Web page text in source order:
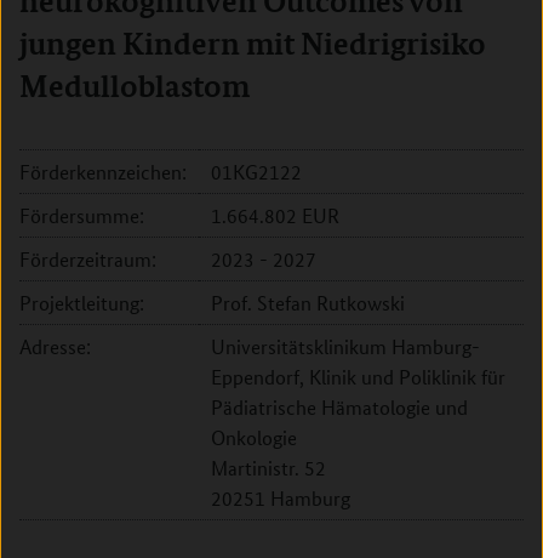
jungen Kindern mit Niedrigrisiko
Medulloblastom
Förderkennzeichen:
01KG2122
Fördersumme:
1.664.802 EUR
Förderzeitraum:
2023 - 2027
Projektleitung:
Prof. Stefan Rutkowski
Adresse:
Universitätsklinikum Hamburg-
Eppendorf, Klinik und Poliklinik für
Pädiatrische Hämatologie und
Onkologie
Martinistr. 52
20251 Hamburg